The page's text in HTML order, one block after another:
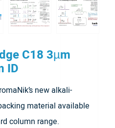
C18 3µm
ID
new alkali-
material available
column range.